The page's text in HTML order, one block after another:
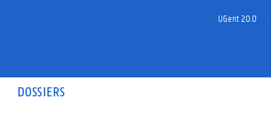
UGent 20.0
DOSSIERS